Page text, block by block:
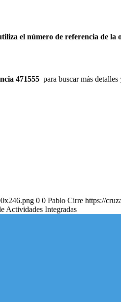
el número de referencia de la
471555 para buscar más
0 0 Pablo Cirre https://
Actividades Integradas